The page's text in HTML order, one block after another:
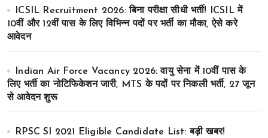
ICSIL Recruitment 2026: बिना परीक्षा सीधी भर्ती! ICSIL में
10वीं और 12वीं पास के लिए विभिन्न पदों पर भर्ती का मौका, ऐसे करे
आवेदन
Indian Air Force Vacancy 2026: वायु सेना में 10वीं पास के
लिए भर्ती का नोटिफिकेशन जारी, MTS के पदों पर निकली भर्ती, 27 जून
से आवेदन शुरू
RPSC SI 2021 Eligible Candidate List: बड़ी खबर!